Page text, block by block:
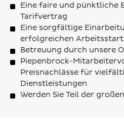
Eine faire und pünktliche
Tarifvertrag
Eine sorgfältige
erfolgreichen Arbeitsstart
Betreuung durch unsere
Piepenbrock-
Preisnachlässe für
Dienstleistungen
Werden Sie Teil der